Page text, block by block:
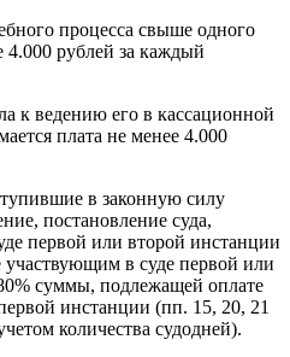
процесса свыше одного
4.000 рублей за каждый
к ведению его в кассационной
плата не менее 4.000
в законную силу
постановление суда,
первой или второй инстанции
участвующим в суде первой или
суммы, подлежащей оплате
инстанции (пп. 15, 20, 21
количества судодней).